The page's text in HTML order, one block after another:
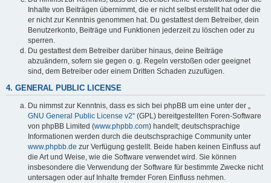
Inhalte von Beiträgen übernimmt, die er nicht selbst erstellt hat oder die
er nicht zur Kenntnis genommen hat. Du gestattest dem Betreiber, dein
Benutzerkonto, Beiträge und Funktionen jederzeit zu löschen oder zu
sperren.
Du gestattest dem Betreiber darüber hinaus, deine Beiträge
abzuändern, sofern sie gegen o. g. Regeln verstoßen oder geeignet
sind, dem Betreiber oder einem Dritten Schaden zuzufügen.
4. GENERAL PUBLIC LICENSE
Du nimmst zur Kenntnis, dass es sich bei phpBB um eine unter der „
GNU General Public License v2“ (GPL) bereitgestellten Foren-Software
von phpBB Limited (www.phpbb.com) handelt; deutschsprachige
Informationen werden durch die deutschsprachige Community unter
www.phpbb.de zur Verfügung gestellt. Beide haben keinen Einfluss auf
die Art und Weise, wie die Software verwendet wird. Sie können
insbesondere die Verwendung der Software für bestimmte Zwecke nicht
untersagen oder auf Inhalte fremder Foren Einfluss nehmen.